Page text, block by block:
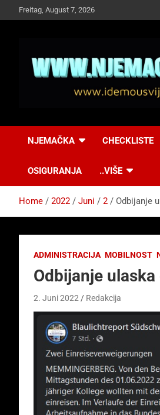
to
Freitag, August 7, 2026
Idemo u
NJEMAČKA CHECKLISTE
OSIGURANJA ..VIŠE
Home 2022 Juni 2 Odbijanje
ADMINISTRACIJA MOBILNOST
Odbijanje
2. Juni 2022 Redakcija